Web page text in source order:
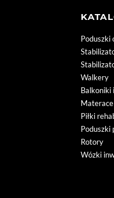
Poduszki
Walkery
Balkoniki
Piłki
Poduszki
Rotory
Wózki